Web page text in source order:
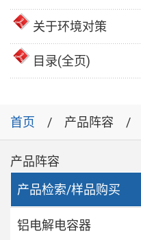
关于环境对策
目录(全页)
首页 产品阵容
产品阵容
产品检索/样品购买
铝电解电容器